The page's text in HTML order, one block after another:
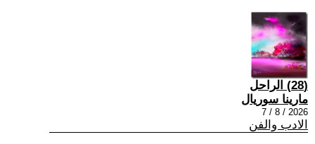
(28) الراحل
مارينا سوريال
2026 / 8 / 7
الادب والفن